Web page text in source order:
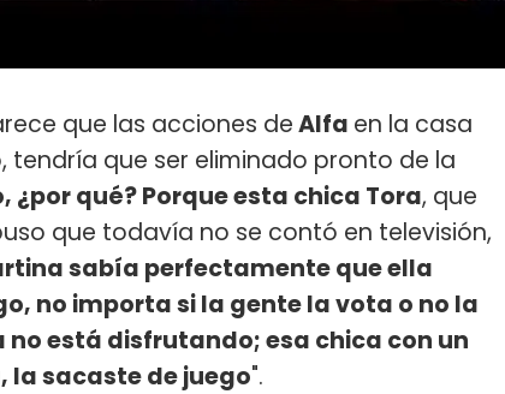
que las acciones deAlfa en la casa
que ser eliminado pronto de la
¿por qué? Porque esta chica Tora, que
que todavía no se contó en televisión,
sabía perfectamente que ella
no importa si la gente la vota o no la
no está disfrutando; esa chica con un
la sacaste de juego".